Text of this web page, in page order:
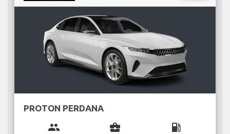
PROTON PERDANA
group business_center local_gas_station